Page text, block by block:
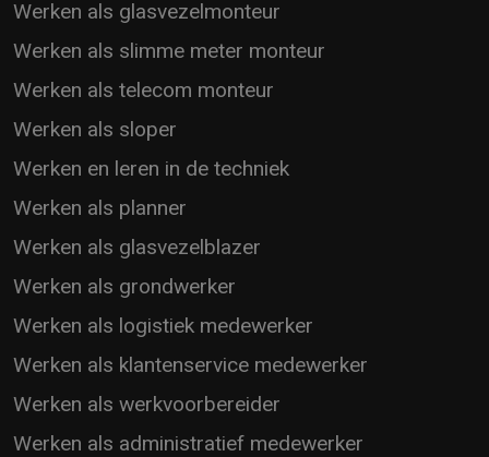
Werken als glasvezelmonteur
Werken als slimme meter monteur
Werken als telecom monteur
Werken als sloper
Werken en leren in de techniek
Werken als planner
Werken als glasvezelblazer
Werken als grondwerker
Werken als logistiek medewerker
Werken als klantenservice medewerker
Werken als werkvoorbereider
Werken als administratief medewerker